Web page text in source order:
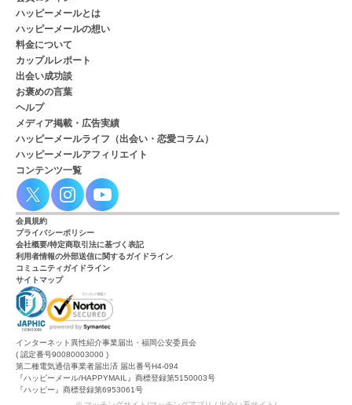
ハッピーメールとは
ハッピーメールの想い
料金について
カップルレポート
出会い成功談
お褒めの言葉
ヘルプ
メディア掲載・広告実績
ハッピーメールライフ（出会い・恋愛コラム）
ハッピーメールアフィリエイト
コンテンツ一覧
会員規約
プライバシーポリシー
会社概要/特定商取引法に基づく表記
利用者情報の外部送信に関するガイドライン
コミュニティガイドライン
サイトマップ
インターネット異性紹介事業届出・福岡公安委員会
( 認定番号90080003000 )
第二種電気通信事業者届出済 届出番号H4-094
『ハッピーメール/HAPPYMAIL』商標登録第5150003号
『ハッピー』商標登録第6953061号